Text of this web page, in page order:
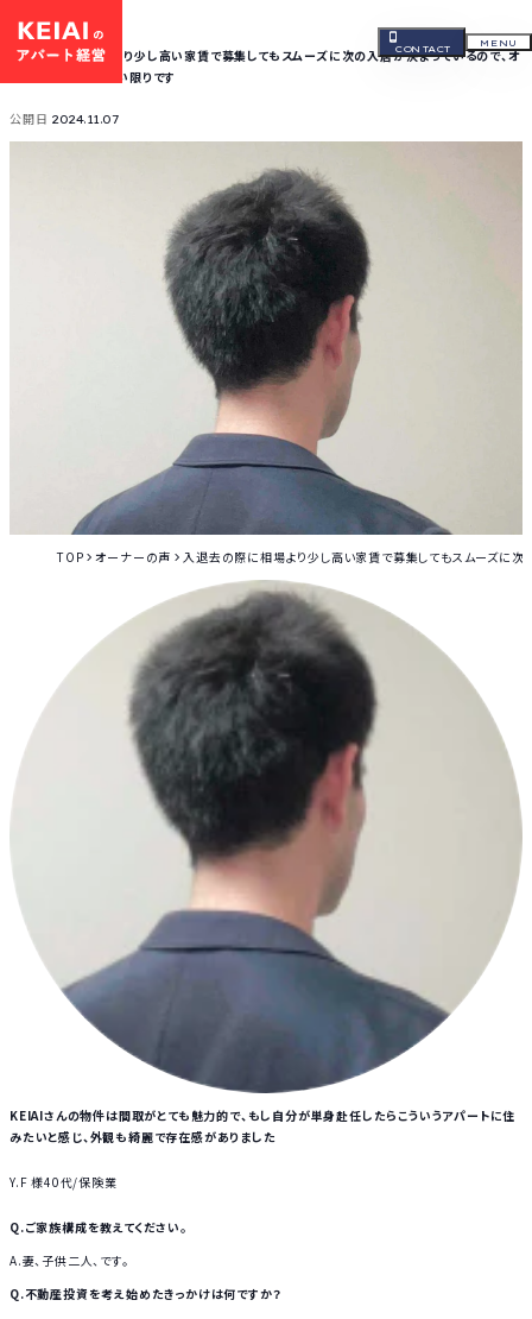
CONTACT
CLOSE
MENU
オーナーの声
入退去の際に相場より少し高い家賃で募集してもスムーズに次の入居が決まっているので、オ
ーナーとしては嬉しい限りです
公開日 2024.11.07
TOP オーナーの声 入退去の際に相場より少し高い家賃で募集してもスムーズに次
KEIAIさんの物件は間取がとても魅力的で、もし自分が単身赴任したらこういうアパートに住
みたいと感じ、外観も綺麗で存在感がありました
Y.F 様40代 保険業
Q.ご家族構成を教えてください。
A.妻、子供二人、です。
Q.不動産投資を考え始めたきっかけは何ですか？